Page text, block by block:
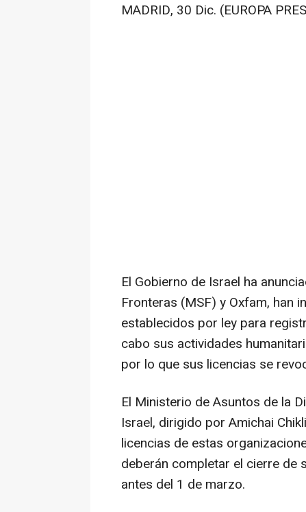
MADRID, 30 Dic. (EUROPA
El Gobierno de Israel ha
Fronteras (MSF) y Oxfam, han
establecidos por ley para
cabo sus actividades
por lo que sus licencias se
El Ministerio de Asuntos de la
Israel, dirigido por Amichai
licencias de estas
deberán completar el cierre de
antes del 1 de marzo.